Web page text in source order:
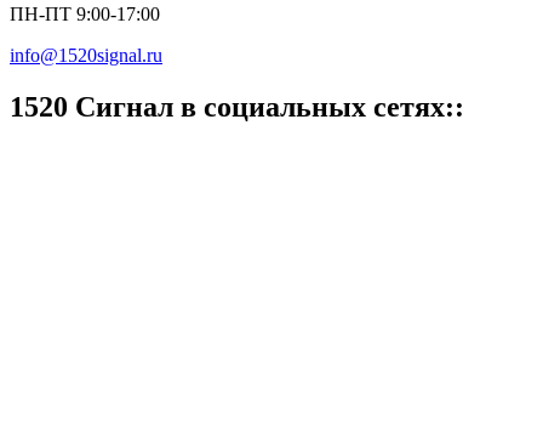
ПН-ПТ 9:00-17:00
info@1520signal.ru
1520 Cигнал в социальных сетях::